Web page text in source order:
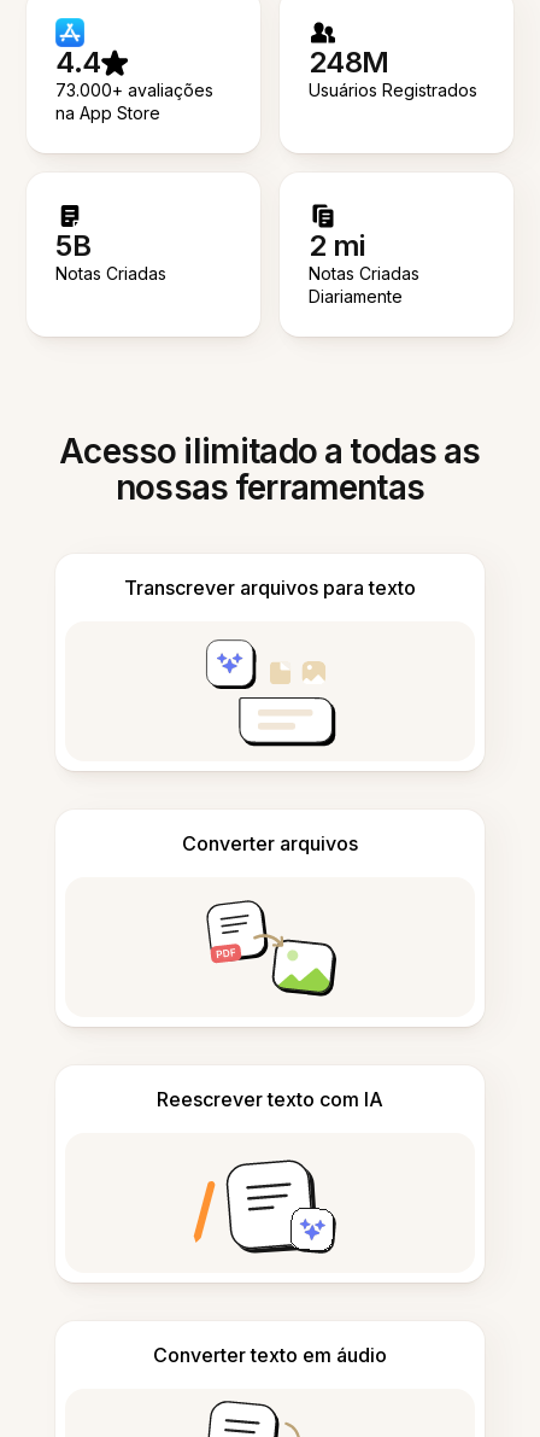
4.4
73.000+ avaliações
na App Store
248M
Usuários Registrados
5B
Notas Criadas
2 mi
Notas Criadas
Diariamente
Acesso ilimitado a todas as
nossas ferramentas
Transcrever arquivos para texto
Converter arquivos
Reescrever texto com IA
Converter texto em áudio